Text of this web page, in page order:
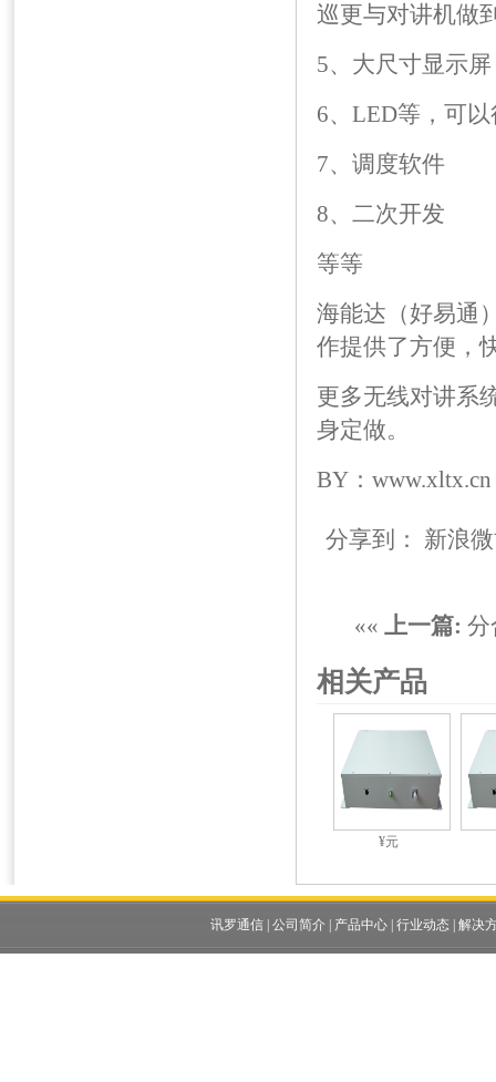
巡更与对讲机做
5、大尺寸显示
6、LED等，可
7、调度软件
8、二次开发
等等
海能达（好易通
作提供了方便，
更多无线对讲系
身定做。
BY：www.xltx.cn
分享到： 新浪
«« 上一篇: 分
相关产品
¥元
讯罗通信| 公司简介| 产品中心| 行业动态| 解决